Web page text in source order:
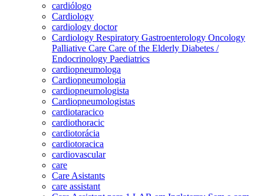
cardiólogo
Cardiology
cardiology doctor
Cardiology Respiratory Gastroenterology Oncology
Palliative Care Care of the Elderly Diabetes /
Endocrinology Paediatrics
cardiopneumologa
Cardiopneumologia
cardiopneumologista
Cardiopneumologistas
cardiotaracico
cardiothoracic
cardiotorácia
cardiotoracica
cardiovascular
care
Care Asistants
care assistant